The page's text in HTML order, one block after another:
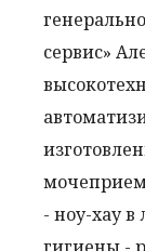
сервис»
- ноу-хау